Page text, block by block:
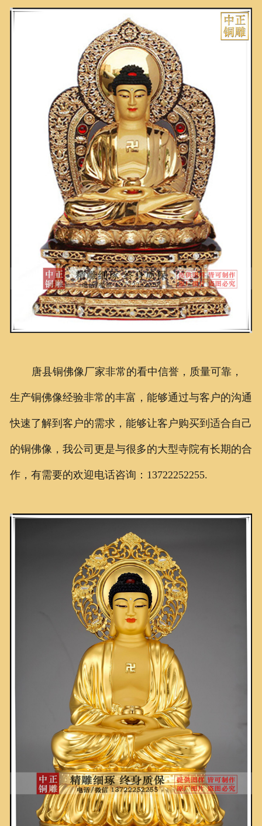
唐县铜佛像厂家非常的看中信誉，质量可靠，
生产铜佛像经验非常的丰富，能够通过与客户的沟通
快速了解到客户的需求，能够让客户购买到适合自己
的铜佛像，我公司更是与很多的大型寺院有长期的合
作，有需要的欢迎电话咨询：13722252255.